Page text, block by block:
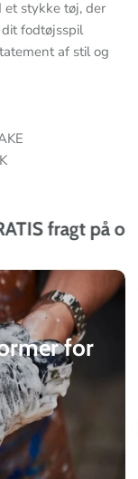
et stykke tøj, der
fodtøjsspil
af stil og
fragt på
for